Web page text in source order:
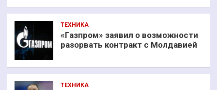
ТЕХНИКА
«Газпром» заявил о возможности
разорвать контракт с Молдавией
ТЕХНИКА